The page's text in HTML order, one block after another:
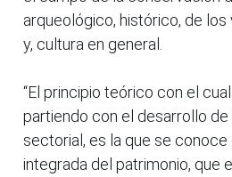
arqueológico, histórico, de
y, cultura en general.
“El principio teórico con el
partiendo con el desarrollo
sectorial, es la que se
integrada del patrimonio, que